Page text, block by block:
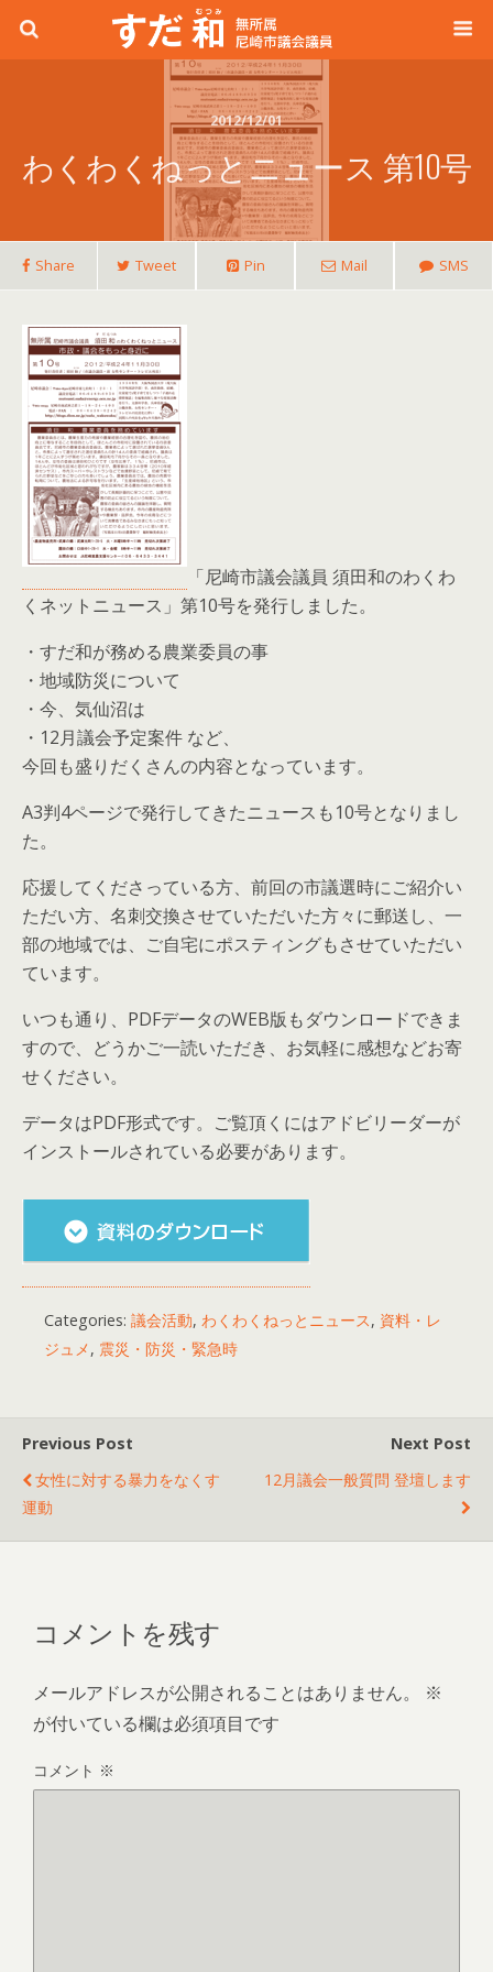
2012/12/01
わくわくねっとニュース 第10号
Share Tweet Pin Mail SMS
「尼崎市議会議員 須田和のわくわ
くネットニュース」第10号を発行しました。
・すだ和が務める農業委員の事
・地域防災について
・今、気仙沼は
・12月議会予定案件 など、
今回も盛りだくさんの内容となっています。
A3判4ページで発行してきたニュースも10号となりまし
た。
応援してくださっている方、前回の市議選時にご紹介い
ただい方、名刺交換させていただいた方々に郵送し、一
部の地域では、ご自宅にポスティングもさせていただい
ています。
いつも通り、PDFデータのWEB版もダウンロードできま
すので、どうかご一読いただき、お気軽に感想などお寄
せください。
データはPDF形式です。ご覧頂くにはアドビリーダーが
インストールされている必要があります。
Categories: 議会活動, わくわくねっとニュース, 資料・レ
ジュメ, 震災・防災・緊急時
Previous Post
女性に対する暴力をなくす
運動
Next Post
12月議会一般質問 登壇します
コメントを残す
メールアドレスが公開されることはありません。
※
が付いている欄は必須項目です
コメント ※